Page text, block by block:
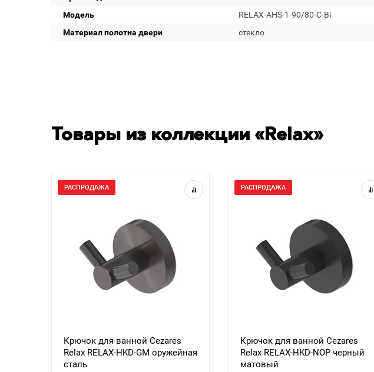
Модель
RELAX-AHS-1-90/80-C-Bi
Материал полотна двери
стекло
Товары из коллекции «Relax»
РАСПРОДАЖА
Крючок для ванной Cezares
Relax RELAX-HKD-GM оружейная
сталь
РАСПРОДАЖА
Крючок для ванной Cezares
Relax RELAX-HKD-NOP черный
матовый